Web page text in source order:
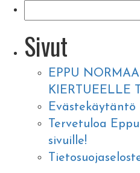
Sivut
EPPU
KIERTUEELLE
Evästekäytäntö
Tervetuloa
sivuille!